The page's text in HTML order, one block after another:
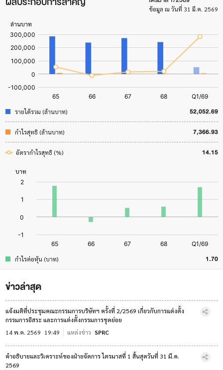
ข้อมูล ณ วันที่ 31 มี.ค. 2569
รายได้รวม (ล้านบาท) 52,052.69
กำไรสุทธิ (ล้านบาท) 7,366.93
อัตรากำไรสุทธิ (%) 14.15
กำไรต่อหุ้น (บาท) 1.70
ข่าวล่าสุด
แจ้งมติที่ประชุมคณะกรรมการบริษัทฯ ครั้งที่ 2/2569 เกี่ยวกับการแต่งตั้ง
กรรมการอิสระ และการแต่งตั้งกรรมการชุดย่อย
14 พ.ค. 2569 19:49 แหล่งข่าว SPRC
คำอธิบายและวิเคราะห์ของฝ่ายจัดการ ไตรมาสที่ 1 สิ้นสุดวันที่ 31 มี.ค.
2569